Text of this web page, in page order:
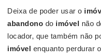
Deixa de poder usar o
abandono do imóvel não
locador, que também não
imóvel enquanto perdurar